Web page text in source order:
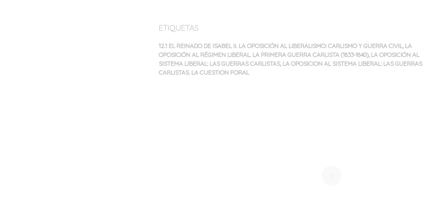
ETIQUETAS
12.1 EL REINADO DE ISABEL II. LA OPOSICIÓN AL LIBERALISMO: CARLISMO Y GUERRA CIVIL, LA
OPOSICIÓN AL RÉGIMEN LIBERAL. LA PRIMERA GUERRA CARLISTA (1833-1840), LA OPOSICIÓN AL
SISTEMA LIBERAL: LAS GUERRAS CARLISTAS, LA OPOSICION AL SISTEMA LIBERAL: LAS GUERRAS
CARLISTAS. LA CUESTION FORAL